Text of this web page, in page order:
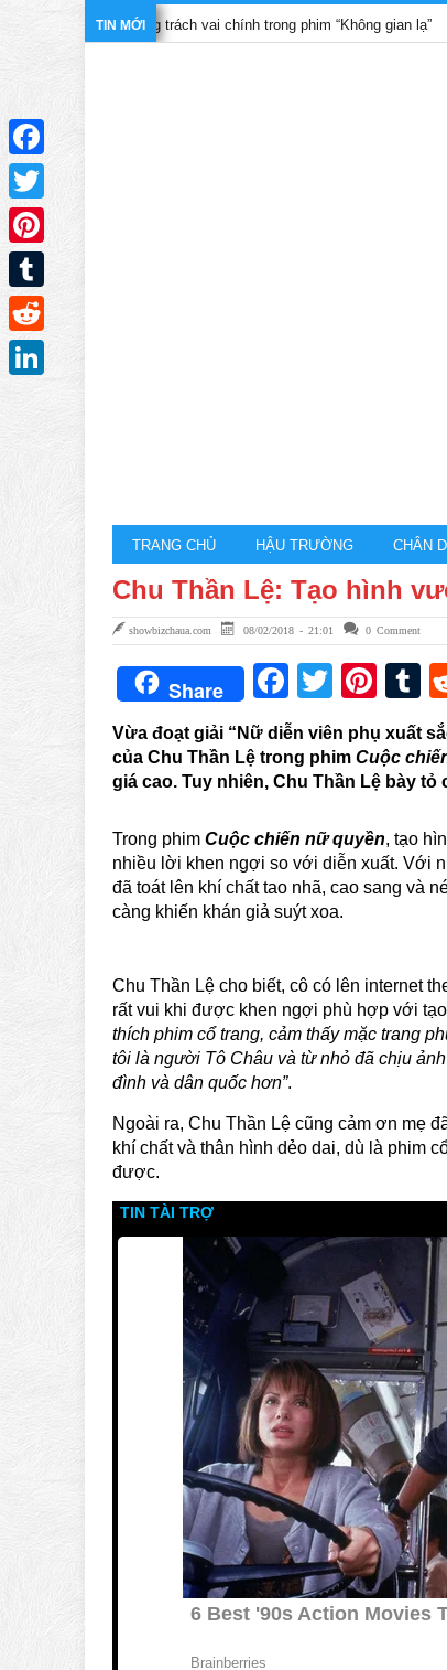
TIN MỚI
trọng trách vai chính trong phim “Không gian lạ”
TRANG CHỦ HẬU TRƯỜNG CHÂN
Chu Thần Lệ: Tạo hình
showbizchaua.com 08/02/2018 - 21:01 0 Comment
Share Facebook
Twitter
Vừa đoạt giải “Nữ diễn viên phụ xuất
của Chu Thần Lệ trong phim Cuộc
giá cao. Tuy nhiên, Chu Thần Lệ bày
Trong phim Cuộc chiến nữ quyền, tạo
nhiều lời khen ngợi so với diễn xuất. Với
đã toát lên khí chất tao nhã, cao sang và
càng khiến khán giả suýt xoa.
Chu Thần Lệ cho biết, cô có lên internet
rất vui khi được khen ngợi phù hợp với
thích phim cổ trang, cảm thấy mặc trang
tôi là người Tô Châu và từ nhỏ đã chịu
đình và dân quốc hơn”.
Ngoài ra, Chu Thần Lệ cũng cảm ơn mẹ
khí chất và thân hình dẻo dai, dù là phim
được.
Facebook
Twitter
Pinterest
Tumblr
Reddit